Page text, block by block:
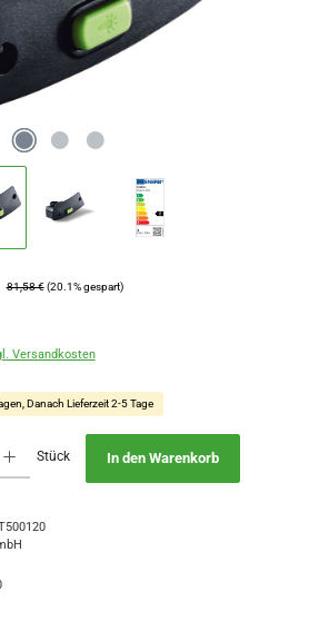
Regulärer Preis:
81,58 € (20.1% gespart)
Versandkosten
Danach Lieferzeit 2-5 Tage
Stück In den Warenkorb